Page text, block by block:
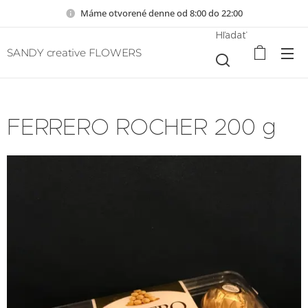
Máme otvorené denne od 8:00 do 22:00
SANDY creative FLOWERS
Hľadať
FERRERO ROCHER 200 g